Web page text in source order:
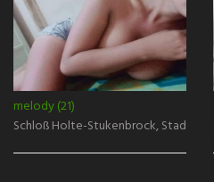
melody (21)
Schloß Holte-Stukenbrock, Stadt